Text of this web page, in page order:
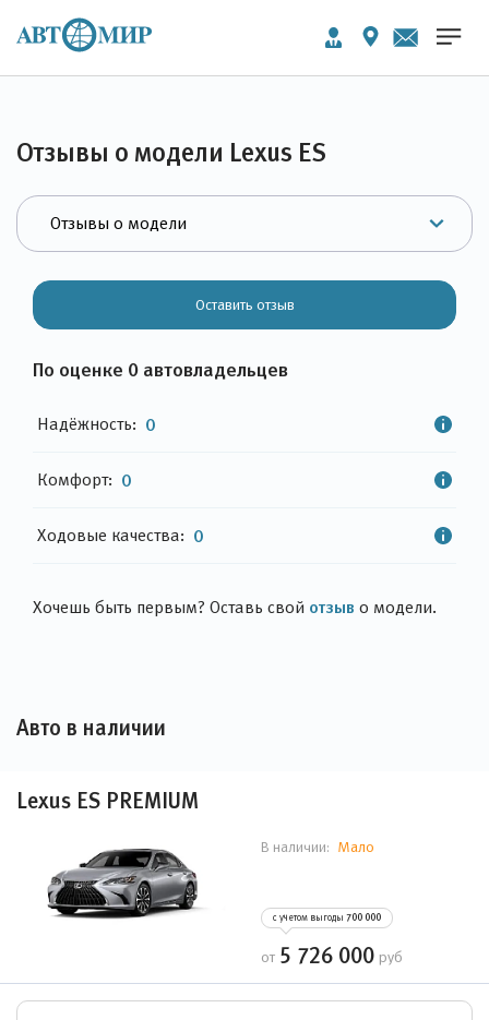
Отзывы о модели Lexus ES
Хочешь быть первым? Оставь свой отзыв о модели.
Оставить отзыв
По оценке 0 автовладельцев
Надёжность: 0
Комфорт: 0
Ходовые качества: 0
Авто в наличии
Lexus ES PREMIUM
В наличии: Мало
с учетом выгоды 700 000
от 5 726 000 руб